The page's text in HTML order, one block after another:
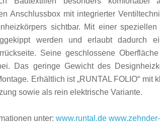
Anschlussbox mit integrierter
sichtbar. Mit einer
werden und erlaubt dadurch
Seine geschlossene
Das geringe Gewicht des
Erhältlich ist „RUNTAL FOLIO“ mit
sowie als rein elektrische Variante.
unter: www.runtal.de